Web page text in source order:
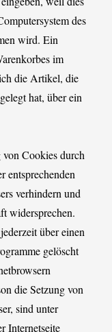
des
wird. Ein
im
die Artikel, die
hat, über ein
von Cookies durch
entsprechenden
verhindern und
widersprechen.
über einen
gelöscht
die Setzung von
sind unter
Internetseite